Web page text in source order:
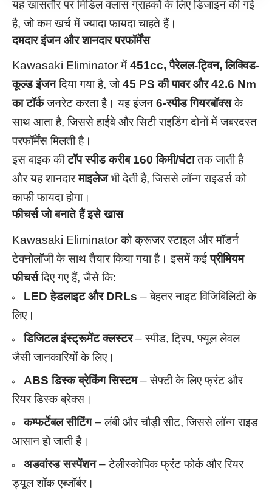
यह खासतौर पर मिडिल क्लास ग्राहकों के लिए डिजाइन की गई
है, जो कम खर्च में ज्यादा फायदा चाहते हैं।
दमदार इंजन और शानदार परफॉर्मेंस
Kawasaki Eliminator में 451cc, पैरेलल-ट्विन, लिक्विड-
कूल्ड इंजनदिया गया है, जो45 PS की पावर और 42.6 Nm
का टॉर्कजनरेट करता है। यह इंजन 6-स्पीड गियरबॉक्सके
साथ आता है, जिससे हाईवे और सिटी राइडिंग दोनों में जबरदस्त
परफॉर्मेंस मिलती है।
इस बाइक कीटॉप स्पीड करीब 160 किमी/घंटातक जाती है
और यह शानदारमाइलेजभी देती है, जिससे लॉन्ग राइडर्स को
काफी फायदा होगा।
फीचर्स जो बनाते हैं इसे खास
Kawasaki Eliminator को क्रूजर स्टाइल और मॉडर्न
टेक्नोलॉजी के साथ तैयार किया गया है। इसमें कईप्रीमियम
फीचर्सदिए गए हैं, जैसे कि:
LED हेडलाइट और DRLs – बेहतर नाइट विजिबिलिटी के
लिए।
डिजिटल इंस्ट्रूमेंट क्लस्टर– स्पीड, ट्रिप, फ्यूल लेवल
जैसी जानकारियों के लिए।
ABS डिस्क ब्रेकिंग सिस्टम– सेफ्टी के लिए फ्रंट और
रियर डिस्क ब्रेक्स।
कम्फर्टेबल सीटिंग– लंबी और चौड़ी सीट, जिससे लॉन्ग राइड
आसान हो जाती है।
अडवांस्ड सस्पेंशन– टेलीस्कोपिक फ्रंट फोर्क और रियर
ड्यूल शॉक एब्जॉर्बर।